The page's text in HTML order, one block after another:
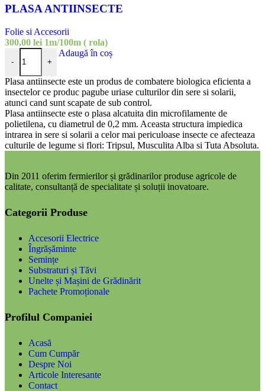
PLASA ANTIINSECTE
Folie si Accesorii
300,00 lei 1m/100m ( rola)
-
Cantitate PLASA ANTIINSECTE
+
Adaugă în coș
Plasa antiinsecte este un produs de combatere biologica eficienta a
insectelor ce produc pagube uriase culturilor din sere si solarii,
atunci cand sunt scapate de sub control.
Plasa antiinsecte este o plasa alcatuita din microfilamente de
polietilena, cu diametrul de 0,2 mm. Aceasta structura impiedica
intrarea in sere si solarii a celor mai periculoase insecte ce afecteaza
culturile de legume si flori: Tripsul, Musculita Alba si Tuta Absoluta.
Din 2011 oferim fermierilor și grădinarilor produse agricole de
calitate, consultanță de specialitate și soluții inovatoare.
Categorii Produse
Accesorii Electrice
Îngrășăminte
Semințe
Substraturi și Tăvi
Unelte și Mașini de Grădinărit
Pachete Promoționale
Profilul Companiei
Acasă
Cum Cumpăr
Despre Noi
Articole Interesante
Contact